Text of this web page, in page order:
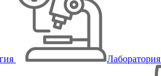
Лаборатория